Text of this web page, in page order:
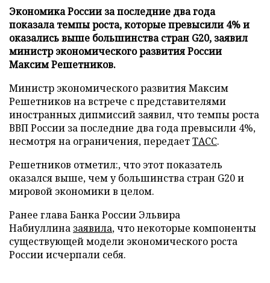
Экономика России за последние два года
показала темпы роста, которые превысили 4% и
оказались выше большинства стран G20, заявил
министр экономического развития России
Максим Решетников.
Министр экономического развития Максим
Решетников на встрече с представителями
иностранных дипмиссий заявил, что темпы роста
ВВП России за последние два года превысили 4%,
несмотря на ограничения, передаетТАСС.
Решетников отметил:, что этот показатель
оказался выше, чем у большинства стран G20 и
мировой экономики в целом.
Ранее глава Банка России Эльвира
Набиуллина заявила, что некоторые компоненты
существующей модели экономического роста
России исчерпали себя.